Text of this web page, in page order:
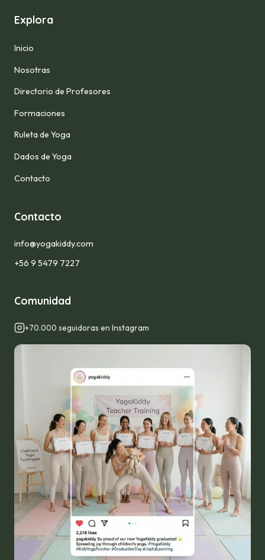
Explora
Inicio
Nosotras
Directorio de Profesores
Formaciones
Ruleta de Yoga
Dados de Yoga
Contacto
Contacto
info@yogakiddy.com
+56 9 5479 7227
Comunidad
+70.000 seguidoras en Instagram